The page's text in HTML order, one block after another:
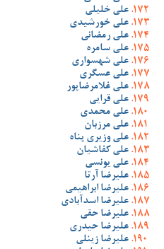
علی خلیلی
علی خورشیدی
علی رمضانی
علی سامره
علی شهسواری
علی عسگری
علی غلامرضاپور
علی قرایی
علی محمدی
علی مرزبان
علی وزیری پناه
علی کفاشیان
علی یونسی
علیرضا آرتا
علیرضا ابراهیمی
علیرضا اسدآبادی
علیرضا حقی
علیرضا حیدری
علیرضا زینلی